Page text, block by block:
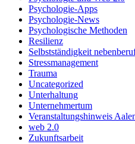
Psychologie-Apps
Psychologie-News
Psychologische Methoden
Resilienz
Selbstständigkeit
Stressmanagement
Trauma
Uncategorized
Unterhaltung
Unternehmertum
Veranstaltungshinweis
web 2.0
Zukunftsarbeit